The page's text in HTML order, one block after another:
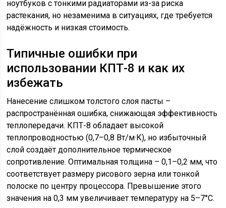
ноутбуков с тонкими радиаторами из-за риска
растекания, но незаменима в ситуациях, где требуется
надёжность и низкая стоимость.
Типичные ошибки при
использовании КПТ-8 и как их
избежать
Нанесение слишком толстого слоя пасты –
распространённая ошибка, снижающая эффективность
теплопередачи. КПТ-8 обладает высокой
теплопроводностью (0,7–0,8 Вт/м·К), но избыточный
слой создаёт дополнительное термическое
сопротивление. Оптимальная толщина – 0,1–0,2 мм, что
соответствует размеру рисового зерна или тонкой
полоске по центру процессора. Превышение этого
значения на 0,3 мм увеличивает температуру на 5–7°C.